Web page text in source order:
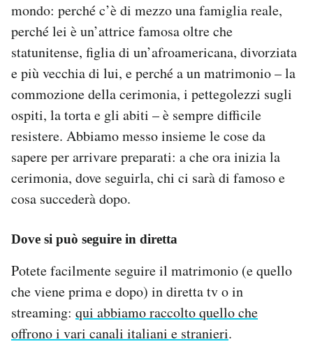
mondo: perché c’è di mezzo una famiglia reale,
perché lei è un’attrice famosa oltre che
statunitense, figlia di un’afroamericana, divorziata
e più vecchia di lui, e perché a un matrimonio – la
commozione della cerimonia, i pettegolezzi sugli
ospiti, la torta e gli abiti – è sempre difficile
resistere. Abbiamo messo insieme le cose da
sapere per arrivare preparati: a che ora inizia la
cerimonia, dove seguirla, chi ci sarà di famoso e
cosa succederà dopo.
Dove si può seguire in diretta
Potete facilmente seguire il matrimonio (e quello
che viene prima e dopo) in diretta tv o in
streaming: qui abbiamo raccolto quello che
offrono i vari canali italiani e stranieri.